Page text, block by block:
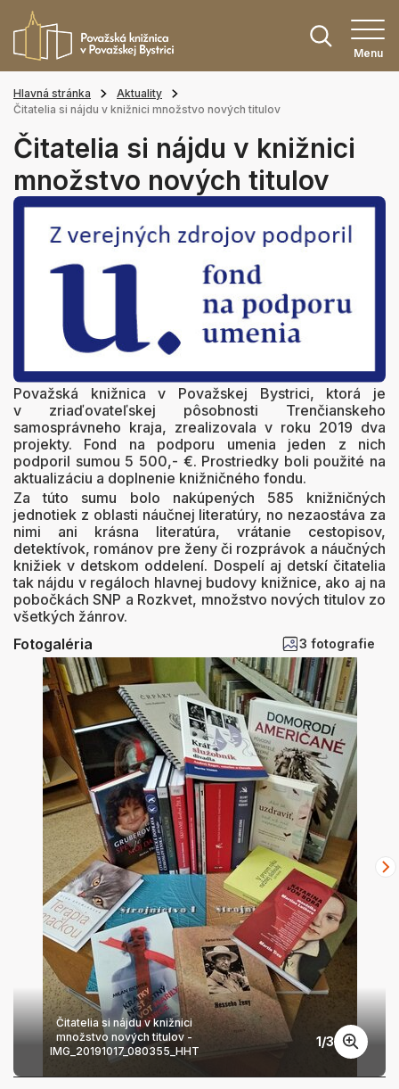
Menu
Hlavná stránka
Aktuality
Čitatelia si nájdu v knižnici množstvo nových titulov
Čitatelia si nájdu v knižnici
množstvo nových titulov
Považská knižnica v Považskej Bystrici, ktorá je
v zriaďovateľskej pôsobnosti Trenčianskeho
samosprávneho kraja, zrealizovala v roku 2019 dva
projekty. Fond na podporu umenia jeden z nich
podporil sumou 5 500,- €. Prostriedky boli použité na
aktualizáciu a doplnenie knižničného fondu.
Za túto sumu bolo nakúpených 585 knižničných
jednotiek z oblasti náučnej literatúry, no nezaostáva za
nimi ani krásna literatúra, vrátanie cestopisov,
detektívok, románov pre ženy či rozprávok a náučných
knižiek v detskom oddelení. Dospelí aj detskí čitatelia
tak nájdu v regáloch hlavnej budovy knižnice, ako aj na
pobočkách SNP a Rozkvet, množstvo nových titulov zo
všetkých žánrov.
Fotogaléria
3 fotografie
Čitatelia si nájdu v knižnici
množstvo nových titulov -
IMG_20191017_080355_HHT
1/3